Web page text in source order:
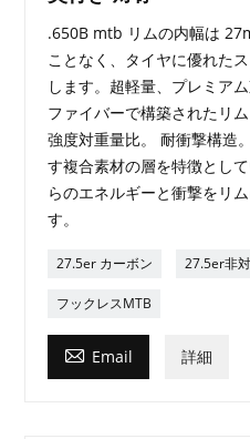
.650B mtb リムの内幅は
ことなく、タイヤに優れた
します。超軽量、プレミア
ファイバーで構築されたリ
強度対重量比。 耐衝撃構造
す複合素材の層を特徴とし
らのエネルギーと衝撃をリ
す。
27.5er カーボン 27.5er非
フックレスMTB
 Email 詳細